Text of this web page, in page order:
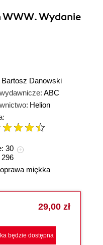
Wydanie
Bartosz Danowski
ABC
Helion
30
296
oprawa miękka
29,00 zł
będzie dostępna